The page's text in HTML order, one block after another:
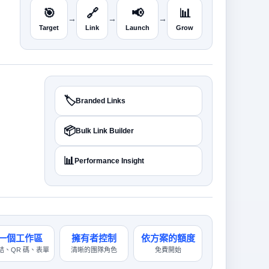
🎯
Target
→ 🔗
Link
→ 📢
Launch
→ 📊
Grow
🏷️Branded Links
📦Bulk Link Builder
📊 Performance Insight
個工作區
、QR 碼、表單
擁有者控制
清晰的團隊角色
依方案的額度
免費開始